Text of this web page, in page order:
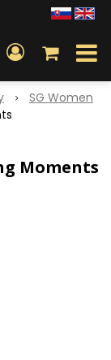
SG Women
Moments